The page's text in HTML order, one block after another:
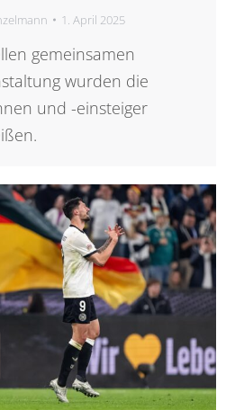
1. April 2025
gemeinsamen
wurden die
und -einsteiger